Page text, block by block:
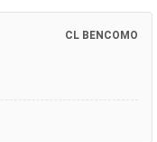
CL BENCOMO